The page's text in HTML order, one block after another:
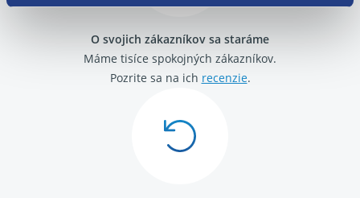
O svojich zákazníkov sa staráme
Máme tisíce spokojných zákazníkov.
Pozrite sa na ich recenzie.